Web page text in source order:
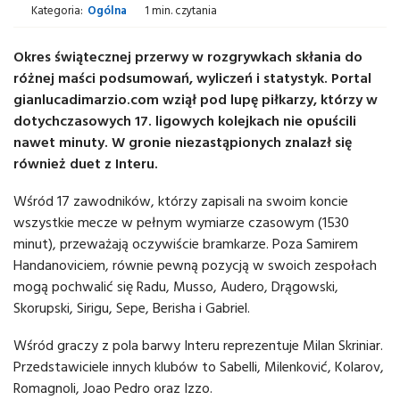
Kategoria: Ogólna 1 min. czytania
Okres świątecznej przerwy w rozgrywkach skłania do
różnej maści podsumowań, wyliczeń i statystyk. Portal
gianlucadimarzio.com wziął pod lupę piłkarzy, którzy w
dotychczasowych 17. ligowych kolejkach nie opuścili
nawet minuty. W gronie niezastąpionych znalazł się
również duet z Interu.
Wśród 17 zawodników, którzy zapisali na swoim koncie
wszystkie mecze w pełnym wymiarze czasowym (1530
minut), przeważają oczywiście bramkarze. Poza Samirem
Handanoviciem, równie pewną pozycją w swoich zespołach
mogą pochwalić się Radu, Musso, Audero, Drągowski,
Skorupski, Sirigu, Sepe, Berisha i Gabriel.
Wśród graczy z pola barwy Interu reprezentuje Milan Skriniar.
Przedstawiciele innych klubów to Sabelli, Milenković, Kolarov,
Romagnoli, Joao Pedro oraz Izzo.